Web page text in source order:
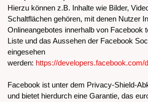
Hierzu können z.B. Inhalte wie Bilder,
Schaltflächen gehören, mit denen Nutzer
Onlineangebotes innerhalb von Facebook
Liste und das Aussehen der Facebook
eingesehen
werden: https://developers.facebook.com/
Facebook ist unter dem Privacy-Shield-
und bietet hierdurch eine Garantie, das